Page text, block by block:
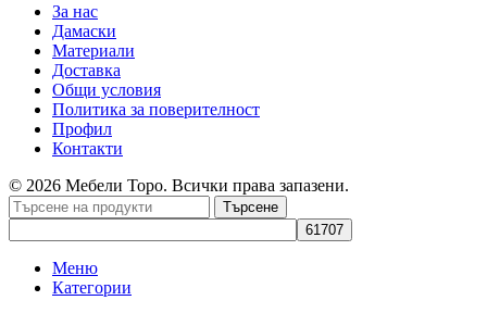
За нас
Дамаски
Материали
Доставка
Общи условия
Политика за поверителност
Профил
Контакти
© 2026 Мебели Торо. Всички права запазени.
Търсене
Меню
Категории